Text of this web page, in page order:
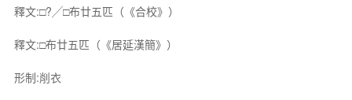
釋文:□?╱□布廿五匹（《合校》）
釋文:□布廿五匹（《居延漢簡》）
形制:削衣